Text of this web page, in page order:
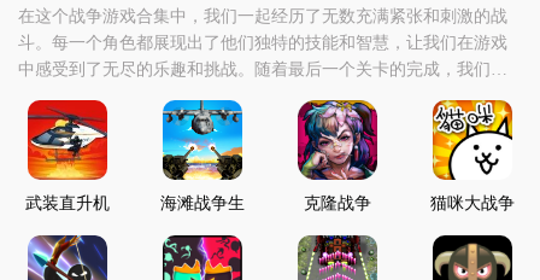
在这个战争游戏合集中，我们一起经历了无数充满紧张和刺激的战
斗。每一个角色都展现出了他们独特的技能和智慧，让我们在游戏
中感受到了无尽的乐趣和挑战。随着最后一个关卡的完成，我们不
长的故事。在这个故事中，我们学会了勇敢面对困难、团结协作以
及不断超越自己。每一个角色都在这场冒险中找到了自己的价值和
意义，成为了更好的自己。这个合集的结尾，也是一个新的
武装直升机
海滩战争生
克隆战争
猫咪大战争